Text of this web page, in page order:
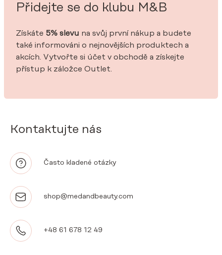
Kontaktujte nás
Často kladené otázky
shop@medandbeauty.com
+48 61 678 12 49
Přidejte se do klubu M&B
Získáte 5% slevu na svůj první nákup a budete
také informováni o nejnovějších produktech a
akcích. Vytvořte si účet v obchodě a získejte
přístup k záložce Outlet.